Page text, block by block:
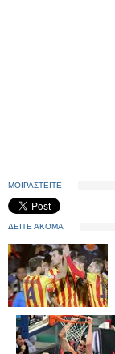
ΜΟΙΡΑΣΤΕΙΤΕ
ΔΕΙΤΕ ΑΚΟΜΑ